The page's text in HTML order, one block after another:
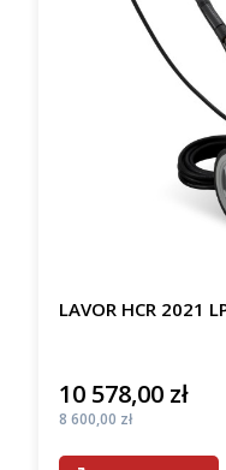
LAVOR HCR 2021
Cena
10 578,00 zł
Cena
8 600,00 zł